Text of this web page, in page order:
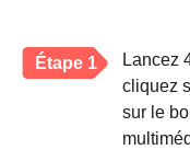
Étape 1
Lancez
cliquez
sur le